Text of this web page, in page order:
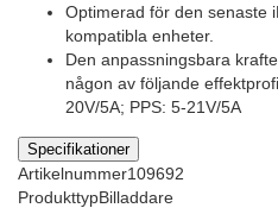
Optimerad för den senaste
kompatibla enheter.
Den anpassningsbara
någon av följande
20V/5A; PPS: 5-21V/5A
Specifikationer
Artikelnummer109692
ProdukttypBilladdare